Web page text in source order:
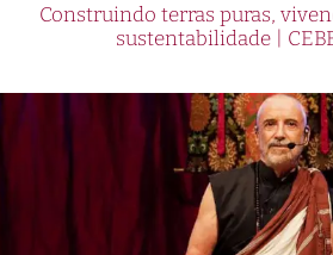
Construindo terras puras,
sustentabilidade |